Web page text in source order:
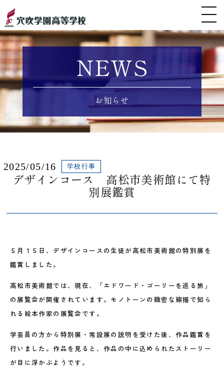
NEWS
お知らせ
2025/05/16 学校行事
デザインコース 高松市美術館にて特
別展鑑賞
５月１５日、デザインコースの生徒が高松市美術館の特別展を
鑑賞しました。
高松市美術館では、現在、「エドワード・ゴーリーを巡る旅」
の展覧会が開催されています。モノトーンの緻密な線描で知ら
れる絵本作家の展覧会です。
学芸員の方から特別展・常設展の説明を受けた後、作品鑑賞を
行いました。作品を見ると、作品の中に込められたストーリー
が目に浮かぶようです。